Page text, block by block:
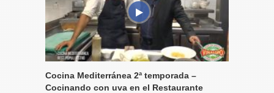
Cocina Mediterránea 2ª temporada –
Cocinando con uva en el Restaurante